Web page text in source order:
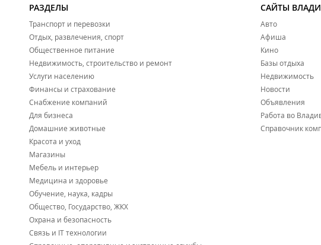
РАЗДЕЛЫ
Транспорт и перевозки
Отдых, развлечения, спорт
Общественное питание
Недвижимость, строительство и ремонт
Услуги населению
Финансы и страхование
Снабжение компаний
Для бизнеса
Домашние животные
Красота и уход
Магазины
Мебель и интерьер
Медицина и здоровье
Обучение, наука, кадры
Общество, Государство, ЖКХ
Охрана и безопасность
Связь и IT технологии
САЙТЫ
Авто
Афиша
Кино
Базы отдыха
Недвижимость
Новости
Объявления
Работа во
Справочник